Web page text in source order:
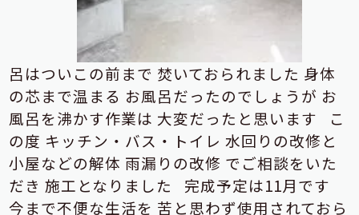
呂はついこの前まで 焚いておられました 身体
の芯まで温まる お風呂だったのでしょうが お
風呂を沸かす作業は 大変だったと思います
こ
の度 キッチン・バス・トイレ 水回りの改修と
小屋などの解体 雨漏りの改修 でご相談をいた
だき 施工となりました
完成予定は11月です
今まで不便な生活を 苦と思わず使用されておら